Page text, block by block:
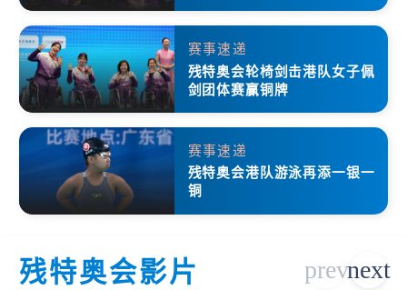
赛事速递
残特奥会轮椅剑击港队女子佩
剑团体赛赢铜牌
赛事速递
残特奥会港队游泳再添一银一
铜
残特奥会影片